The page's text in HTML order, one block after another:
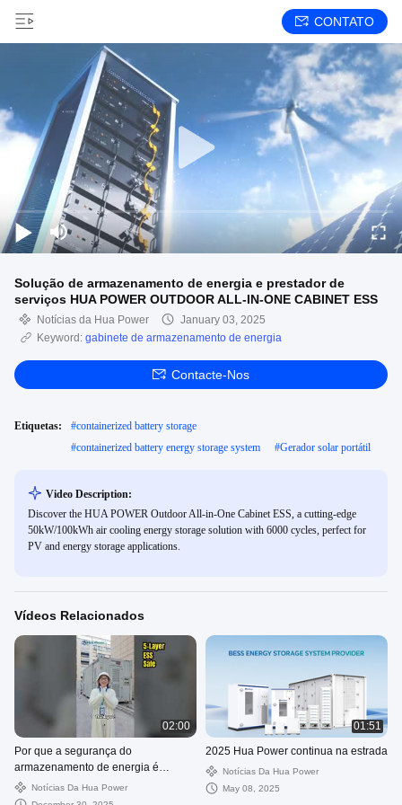
CONTATO
Solução de armazenamento de energia e prestador de
serviços HUA POWER OUTDOOR ALL-IN-ONE CABINET ESS
Notícias da Hua Power
January 03, 2025
Keyword: gabinete de armazenamento de energia
Contacte-Nos
Etiquetas: #containerized battery storage
#containerized battery energy storage system #Gerador solar portátil
Video Description:
Discover the HUA POWER Outdoor All-in-One Cabinet ESS, a cutting-edge
50kW/100kWh air cooling energy storage solution with 6000 cycles, perfect for
PV and energy storage applications.
Vídeos Relacionados
02:00
Por que a segurança do
armazenamento de energia é
importante | 5 camadas de proteção
Notícias Da Hua Power
01:51
2025 Hua Power continua na estrada
Notícias Da Hua Power
May 08, 2025